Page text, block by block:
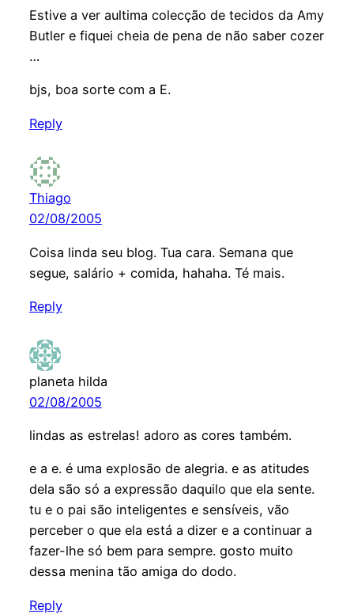
Estive a ver aultima colecção de tecidos da Amy
Butler e fiquei cheia de pena de não saber cozer
…
bjs, boa sorte com a E.
Reply
Thiago
02/08/2005
Coisa linda seu blog. Tua cara. Semana que
segue, salário + comida, hahaha. Té mais.
Reply
planeta hilda
02/08/2005
lindas as estrelas! adoro as cores também.
e a e. é uma explosão de alegria. e as atitudes
dela são só a expressão daquilo que ela sente.
tu e o pai são inteligentes e sensíveis, vão
perceber o que ela está a dizer e a continuar a
fazer-lhe só bem para sempre. gosto muito
dessa menina tão amiga do dodo.
Reply